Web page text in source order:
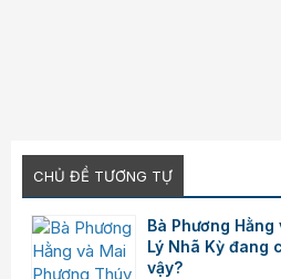
CHỦ ĐỀ TƯƠNG TỰ
Bà Phương
Lý Nhã Kỳ đang
vậy?